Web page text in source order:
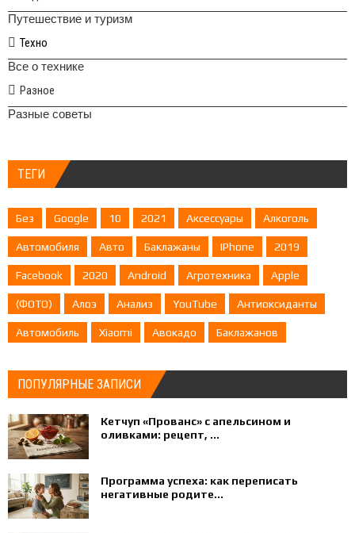
Путешествие и туризм
Техно
Все о технике
Разное
Разные советы
ТЕГИ
Без Google 10 2021 Аксессуары Алкоголь
Автомобиля Авто Баклажаны IPhone 2019
Facebook 2020 Android Агротехника Apple
(ФОТО) Алоэ Анализ YouTube Антиоксиданты
Автомобиль Xiaomi Авокадо Баклажанов
ПОПУЛЯРНЫЕ ЗАПИСИ
Кетчуп «Прованс» с апельсином и
оливками: рецепт, ...
Программа успеха: как переписать
негативные родите...